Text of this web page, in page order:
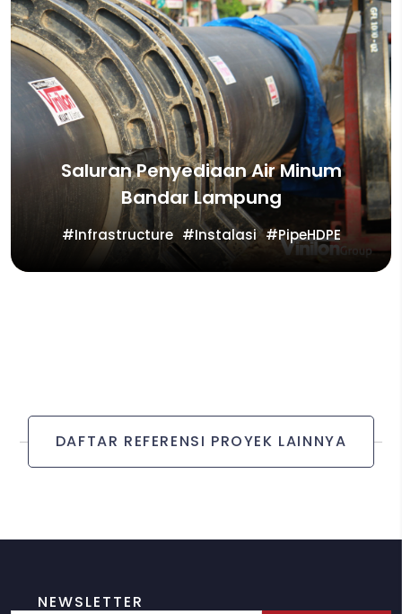
Saluran Penyediaan Air Minum
Bandar Lampung
Infrastructure Instalasi PipeHDPE
DAFTAR REFERENSI PROYEK LAINNYA
NEWSLETTER